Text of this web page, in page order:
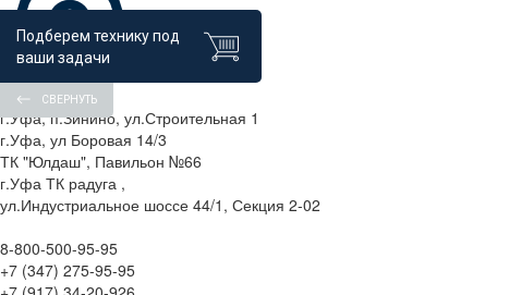
г.Уфа, п.Зинино, ул.Строительная 1
г.Уфа, ул Боровая 14/3
ТК "Юлдаш", Павильон №66
г.Уфа ТК радуга ,
ул.Индустриальное шоссе 44/1, Секция 2-02
8-800-500-95-95
+7 (347) 275-95-95
Подберем технику под
ваши задачи
СВЕРНУТЬ